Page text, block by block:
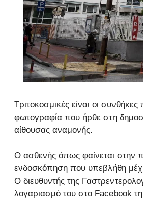
Τριτοκοσμικές είναι οι
φωτογραφία που ήρθε στη
αίθουσας αναμονής.
Ο ασθενής όπως φαίνεται στην
ενδοσκόπηση που υπεβλήθη
Ο διευθυντής της
λογαριασμό του στο Facebook